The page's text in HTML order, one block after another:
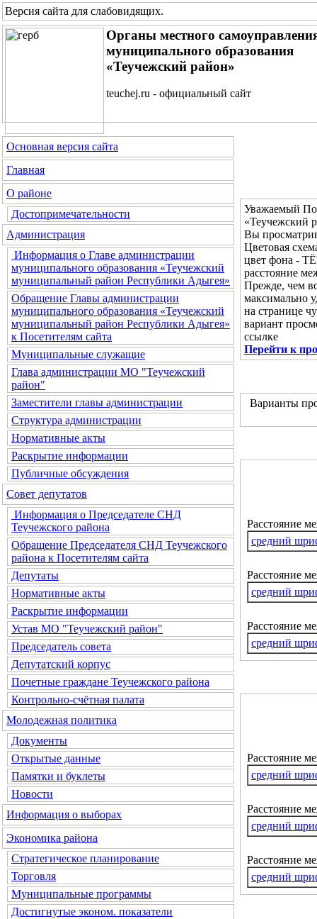
Версия сайта для слабовидящих.
Органы местного
муниципального образования
«Теучежский район»
teuchej.ru - официальный сайт
Основная версия сайта
Главная
О районе
Достопримечательности
Администрация
Информация о Главе администрации
муниципального образования «Теучежский
муниципальный район Республики Адыгея»
Обращение Главы администрации
муниципального образования «Теучежский
муниципальный район Республики Адыгея»
к Посетителям сайта
Муниципальные служащие
Глава администрации МО "Теучежский
район"
Заместители главы администрации
Структура администрации
Нормативные акты
Раскрытие информации
Публичные обсуждения
Совет депутатов
Информация о Председателе СНД
Теучежского района
Обращение Председателя СНД Теучежского
района к Посетителям сайта
Депутаты
Нормативные акты
Раскрытие информации
Устав МО "Теучежский район"
Председатель совета
Депутатский корпус
Почетные граждане Теучежского района
Контрольно-счётная палата
Молодежная политика
Документы
Открытые данные
Памятки и буклеты
Новости
Информация о выборах
Экономика района
Стратегическое планирование
Торговля
Муниципальные программы
Достигнутые эконом. показатели
Уважаемый
«Теучежский
Вы
Цветовая
цвет фона -
расстояние
Прежде, чем
максимально
на странице
вариант
ссылке
Перейти к
Варианты
Расстояние
средний
Расстояние
средний
Расстояние
средний
Расстояние
средний
Расстояние
средний
Расстояние
средний